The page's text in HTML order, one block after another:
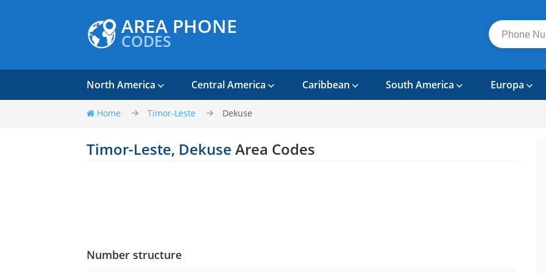
AREA PHONE
CODES
North America Central America Caribbean South America Europa
Home Timor-Leste Dekuse
Timor-Leste, Dekuse Area Codes
Number structure